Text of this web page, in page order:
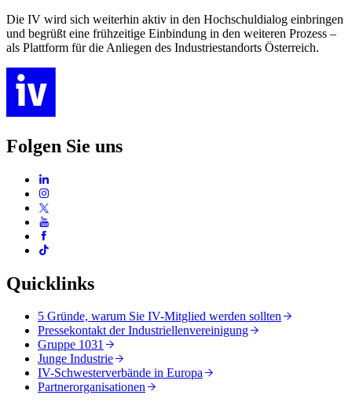
Die IV wird sich weiterhin aktiv in den Hochschuldialog einbringen
und begrüßt eine frühzeitige Einbindung in den weiteren Prozess –
als Plattform für die Anliegen des Industriestandorts Österreich.
Folgen Sie uns
Quicklinks
5 Gründe, warum Sie IV-Mitglied werden sollten
Pressekontakt der Industriellenvereinigung
Gruppe 1031
Junge Industrie
IV-Schwesterverbände in Europa
Partnerorganisationen